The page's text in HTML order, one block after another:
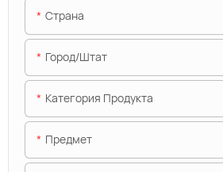
Страна
Город/штат
Категория Продукта
Предмет